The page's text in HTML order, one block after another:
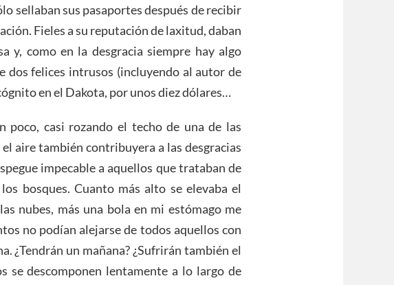
sellaban sus pasaportes después de recibir
Fieles a su reputación de laxitud, daban
y, como en la desgracia siempre hay algo
dos felices intrusos (incluyendo al autor de
en el Dakota, por unos diez dólares…
poco, casi rozando el techo de una de las
aire también contribuyera a las desgracias
impecable a aquellos que trataban de
bosques. Cuanto más alto se elevaba el
nubes, más una bola en mi estómago me
no podían alejarse de todos aquellos con
¿Tendrán un mañana? ¿Sufrirán también el
se descomponen lentamente a lo largo de